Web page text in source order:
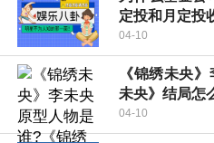
定投和月定投
04-10
《锦绣未央
未央》结局怎
04-10